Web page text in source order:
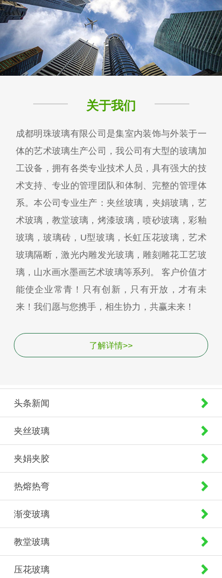
关于我们
成都明珠玻璃有限公司是集室内装饰与外装于一
体的艺术玻璃生产公司，我公司有大型的玻璃加
工设备，拥有各类专业技术人员，具有强大的技
术支持、专业的管理团队和体制、完整的管理体
系。本公司专业生产：夹丝玻璃，夹娟玻璃，艺
术玻璃，教堂玻璃，烤漆玻璃，喷砂玻璃，彩釉
玻璃，玻璃砖，U型玻璃，长虹压花玻璃，艺术
玻璃隔断，激光内雕发光玻璃，雕刻雕花工艺玻
璃，山水画水墨画艺术玻璃等系列。 客户价值才
能使企业常青！只有创新，只有开放，才有未
来！我们愿与您携手，相生协力，共赢未来！
了解详情>>
头条新闻
夹丝玻璃
夹娟夹胶
热熔热弯
渐变玻璃
教堂玻璃
压花玻璃